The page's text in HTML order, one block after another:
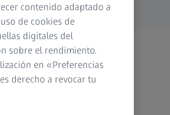
contenido adaptado a
de cookies de
digitales del
sobre el rendimiento.
en «Preferencias
derecho a revocar tu